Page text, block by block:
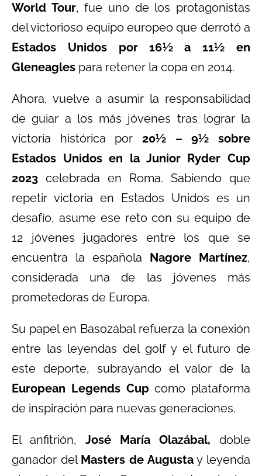
World Tour, fue uno de los protagonistas
del victorioso equipo europeo que derrotó a
Estados Unidos por 16½ a 11½ en
Gleneagles para retener la copa en 2014.
Ahora, vuelve a asumir la responsabilidad
de guiar a los más jóvenes tras lograr la
victoria histórica por 20½ – 9½ sobre
Estados Unidos en la Junior Ryder Cup
2023 celebrada en Roma. Sabiendo que
repetir victoria en Estados Unidos es un
desafío, asume ese reto con su equipo de
12 jóvenes jugadores entre los que se
encuentra la española Nagore Martínez,
considerada una de las jóvenes más
prometedoras de Europa.
Su papel en Basozábal refuerza la conexión
entre las leyendas del golf y el futuro de
este deporte, subrayando el valor de la
European Legends Cup como plataforma
de inspiración para nuevas generaciones.
El anfitrión, José María Olazábal, doble
ganador del Masters de Augustay leyenda